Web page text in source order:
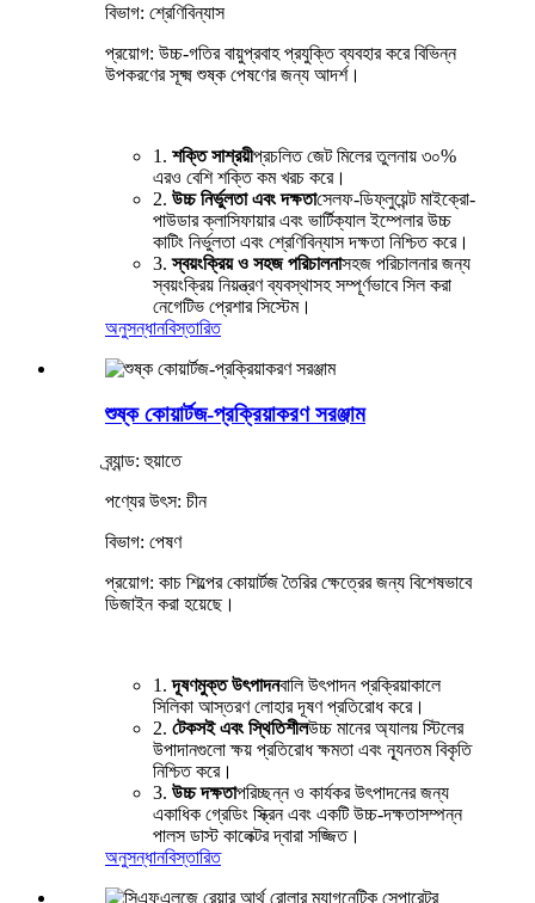
বিভাগ: শ্রেণিবিন্যাস
প্রয়োগ: উচ্চ-গতির বায়ুপ্রবাহ প্রযুক্তি ব্যবহার করে বিভিন্ন
উপকরণের সূক্ষ্ম শুষ্ক পেষণের জন্য আদর্শ।
1. শক্তি সাশ্রয়ীপ্রচলিত জেট মিলের তুলনায় ৩০%
এরও বেশি শক্তি কম খরচ করে।
2. উচ্চ নির্ভুলতা এবং দক্ষতাসেলফ-ডিফ্লুয়েন্ট মাইক্রো-
পাউডার ক্লাসিফায়ার এবং ভার্টিক্যাল ইম্পেলার উচ্চ
কাটিং নির্ভুলতা এবং শ্রেণিবিন্যাস দক্ষতা নিশ্চিত করে।
3.স্বয়ংক্রিয় ও সহজ পরিচালনাসহজ পরিচালনার জন্য
স্বয়ংক্রিয় নিয়ন্ত্রণ ব্যবস্থাসহ সম্পূর্ণভাবে সিল করা
নেগেটিভ প্রেশার সিস্টেম।
অনুসন্ধানবিস্তারিত
শুষ্ক কোয়ার্টজ-প্রক্রিয়াকরণ সরঞ্জাম
ব্র্যান্ড: হুয়াতে
পণ্যের উৎস: চীন
বিভাগ: পেষণ
প্রয়োগ: কাচ শিল্পের কোয়ার্টজ তৈরির ক্ষেত্রের জন্য বিশেষভাবে
ডিজাইন করা হয়েছে।
1.দূষণমুক্ত উৎপাদনবালি উৎপাদন প্রক্রিয়াকালে
সিলিকা আস্তরণ লোহার দূষণ প্রতিরোধ করে।
2. টেকসই এবং স্থিতিশীলউচ্চ মানের অ্যালয় স্টিলের
উপাদানগুলো ক্ষয় প্রতিরোধ ক্ষমতা এবং ন্যূনতম বিকৃতি
নিশ্চিত করে।
3. উচ্চ দক্ষতাপরিচ্ছন্ন ও কার্যকর উৎপাদনের জন্য
একাধিক গ্রেডিং স্ক্রিন এবং একটি উচ্চ-দক্ষতাসম্পন্ন
পালস ডাস্ট কালেক্টর দ্বারা সজ্জিত।
অনুসন্ধানবিস্তারিত